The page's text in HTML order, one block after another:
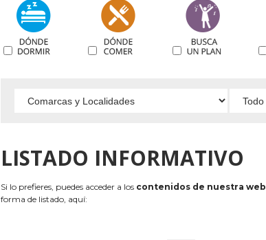
LISTADO INFORMATIVO
Si lo prefieres, puedes acceder a los contenidos de nuestra web
forma de listado, aquí: